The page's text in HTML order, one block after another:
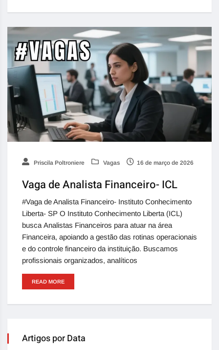
Priscila Poltroniere Vagas 16 de março de 2026
Vaga de Analista Financeiro- ICL
#Vaga de Analista Financeiro- Instituto Conhecimento
Liberta- SP O Instituto Conhecimento Liberta (ICL)
busca Analistas Financeiros para atuar na área
Financeira, apoiando a gestão das rotinas operacionais
e do controle financeiro da instituição. Buscamos
profissionais organizados, analíticos
READ MORE
Artigos por Data